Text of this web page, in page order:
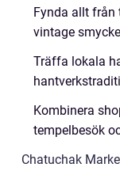
Fynda allt från
vintage
Träffa lokala
Kombinera
tempelbesök
Chatuchak